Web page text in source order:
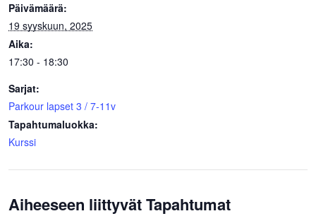
Päivämäärä:
19 syyskuun, 2025
Aika:
17:30 - 18:30
Sarjat:
Parkour lapset 3 / 7-11v
Tapahtumaluokka:
Kurssi
Aiheeseen liittyvät Tapahtumat